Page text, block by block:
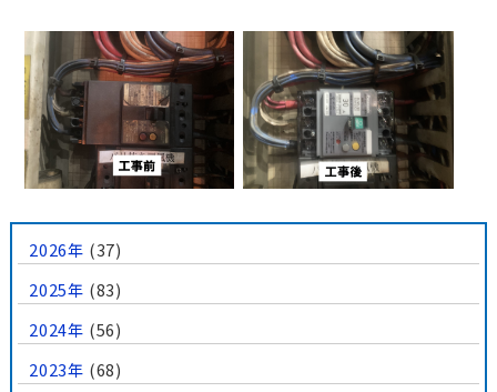
2026年 (37)
2025年 (83)
2024年 (56)
2023年 (68)